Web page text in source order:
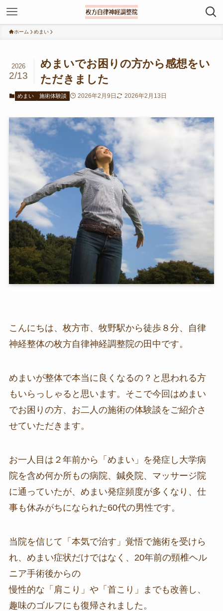
ホーム めまい
めまいでお困りの方から感想をい
ただきました
2026
2/13
めまい 施術体験談 2026年2月9日 2026年2月13日
こんにちは、枚方市、牧野駅から徒歩８分、自律
神経整体の枚方自律神経調整院の田中です。
めまいが整体で本当に良くなるの？と思われる方
もいらっしゃると思います。そこで今回はめまい
でお困りの方、お二人の施術の体験談をご紹介さ
せていただきます。
お一人目は２年前から「めまい」を発症し大学病
院を含め何か所もの病院、鍼灸院、マッサージ院
に通っていたが、めまい発症頻度が多くなり、仕
事も休みがちになられた60代の男性です。
当院を信じて「本気で治す」覚悟で施術を受けら
れ、めまい症状だけではなく、20年前の頸椎ヘル
ニア手術後からの
慢性的な「肩こり」や「首こり」までも改善し、
趣味のゴルフにも復帰されました。